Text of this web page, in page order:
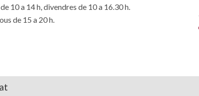
10 a 14 h, divendres de 10 a 16.30 h.
de 15 a 20 h.